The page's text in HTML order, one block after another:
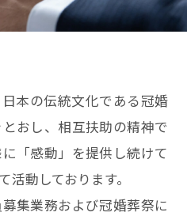
本の伝統文化である冠婚
おし、相互扶助の精神で
「感動」を提供し続けて
活動しております。
集業務および冠婚葬祭に